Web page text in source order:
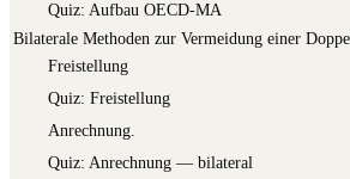
Quiz: Auf­bau OECD-MA
Bilaterale Methoden zur Vermeidung einer
Frei­stel­lung
Quiz: Frei­stel­lung
Anrech­nung.
Quiz: Anrech­nung — bilateral